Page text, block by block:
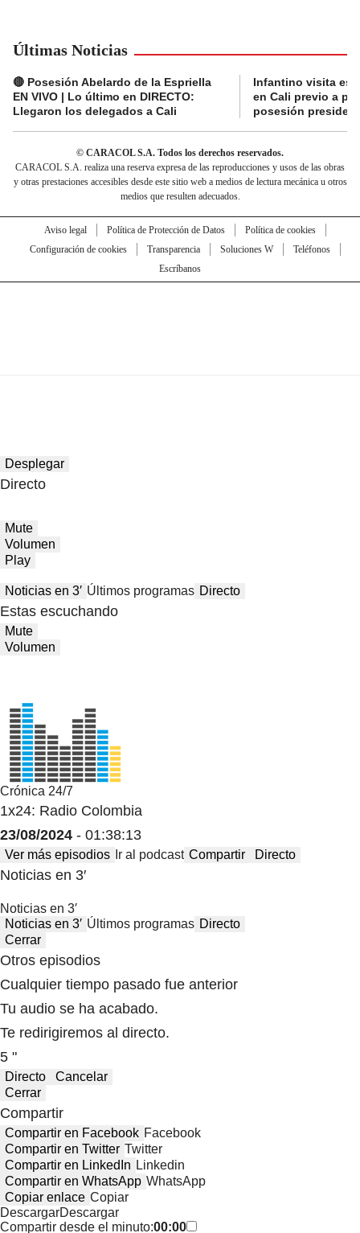
Últimas Noticias
🔴 Posesión Abelardo de la Espriella
EN VIVO | Lo último en DIRECTO:
Llegaron los delegados a Cali
Infantino visita
en Cali previo a
posesión
© CARACOL S.A. Todos los derechos reservados.
CARACOL S.A. realiza una reserva expresa de las reproducciones y usos de las obras
y otras prestaciones accesibles desde este sitio web a medios de lectura mecánica u otros
medios que resulten adecuados.
Aviso legal Política de Protección de Datos
Política de cookies
Configuración de cookies
Transparencia Soluciones W
Teléfonos
Escríbanos
Desplegar
Directo
Mute
Volumen
Play
Noticias en 3′ Últimos programas Directo
Estas escuchando
Mute
Volumen
Crónica 24/7
1x24: Radio Colombia
23/08/2024 - 01:38:13
Ver más episodios Ir al podcast Compartir Directo
Noticias en 3′
Noticias en 3′
Noticias en 3′ Últimos programas Directo
Cerrar
Otros episodios
Cualquier tiempo pasado fue anterior
Tu audio se ha acabado.
Te redirigiremos al directo.
5 "
Directo
Cancelar
Cerrar
Compartir
Compartir en Facebook Facebook
Compartir en Twitter Twitter
Compartir en LinkedIn Linkedin
Compartir en WhatsApp WhatsApp
Copiar enlace Copiar
DescargarDescargar
Compartir desde el minuto:00:00